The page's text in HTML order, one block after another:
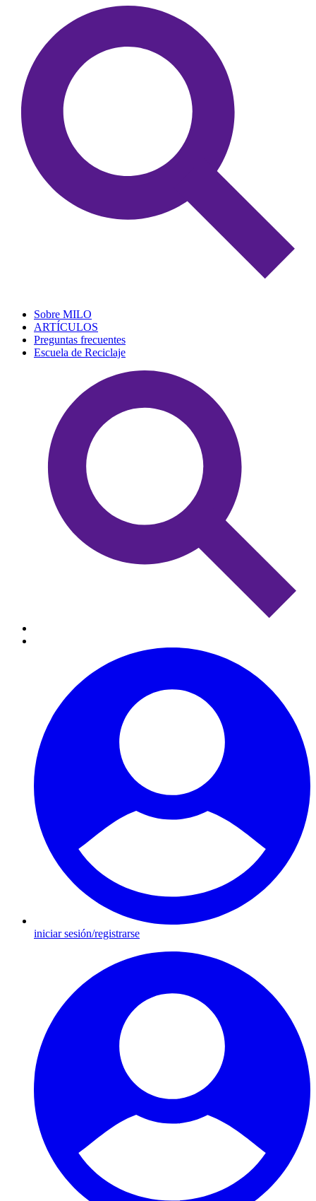
Sobre MILO
ARTÍCULOS
Preguntas frecuentes
Escuela de Reciclaje
iniciar sesión/registrarse